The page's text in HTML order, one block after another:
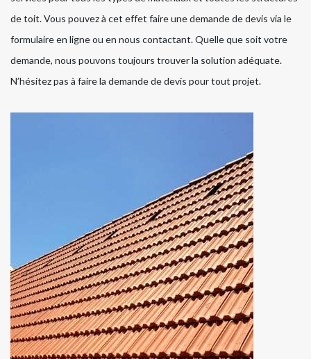
de toit. Vous pouvez à cet effet faire une demande de devis via le
formulaire en ligne ou en nous contactant. Quelle que soit votre
demande, nous pouvons toujours trouver la solution adéquate.
N’hésitez pas à faire la demande de devis pour tout projet.